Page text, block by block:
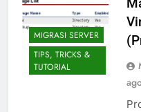
MIGRASI SERVER
TIPS, TRICKS &
TUTORIAL